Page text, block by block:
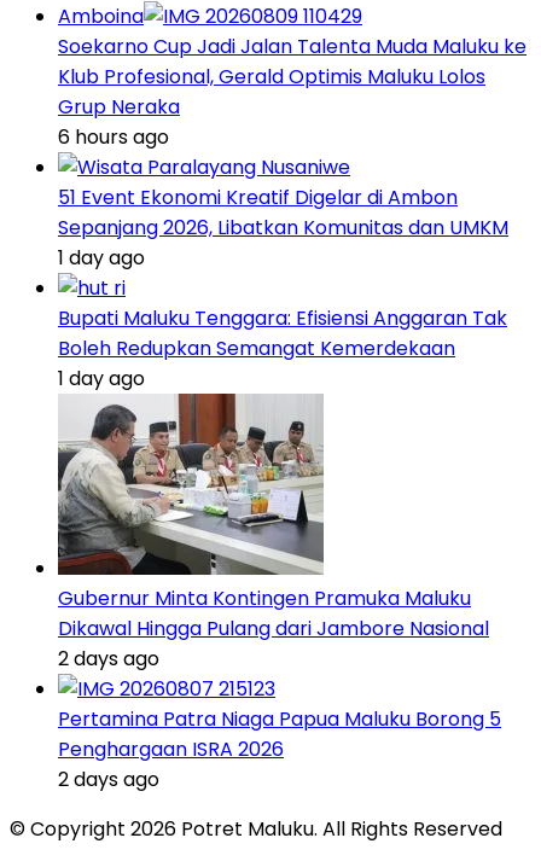
Amboina
Soekarno Cup Jadi Jalan Talenta Muda Maluku ke
Klub Profesional, Gerald Optimis Maluku Lolos
Grup Neraka
6 hours ago
51 Event Ekonomi Kreatif Digelar di Ambon
Sepanjang 2026, Libatkan Komunitas dan UMKM
1 day ago
Bupati Maluku Tenggara: Efisiensi Anggaran Tak
Boleh Redupkan Semangat Kemerdekaan
1 day ago
Gubernur Minta Kontingen Pramuka Maluku
Dikawal Hingga Pulang dari Jambore Nasional
2 days ago
Pertamina Patra Niaga Papua Maluku Borong 5
Penghargaan ISRA 2026
2 days ago
© Copyright 2026 Potret Maluku. All Rights Reserved